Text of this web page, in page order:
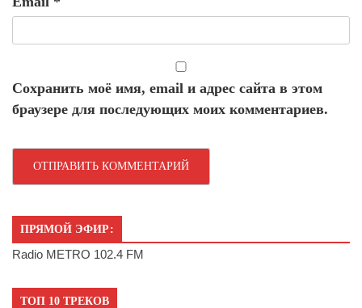
Сохранить моё имя, email и адрес сайта в этом
браузере для последующих моих комментариев.
ПРЯМОЙ ЭФИР:
Radio METRO 102.4 FM
ТОП 10 ТРЕКОВ